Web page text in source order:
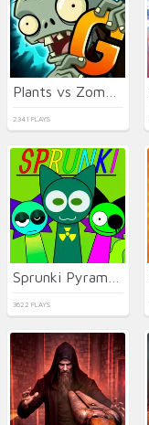
2341 PLAYS
3622 PLAYS